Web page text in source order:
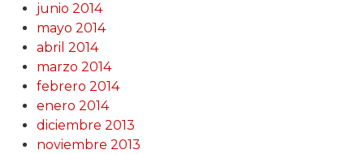
junio 2014
mayo 2014
abril 2014
marzo 2014
febrero 2014
enero 2014
diciembre 2013
noviembre 2013